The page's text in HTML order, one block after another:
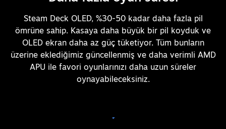
Steam Deck OLED, %30-50 kadar daha fazla pil
ömrüne sahip. Kasaya daha büyük bir pil koyduk ve
OLED ekran daha az güç tüketiyor. Tüm bunların
üzerine eklediğimiz güncellenmiş ve daha verimli AMD
APU ile favori oyunlarınızı daha uzun süreler
oynayabileceksiniz.